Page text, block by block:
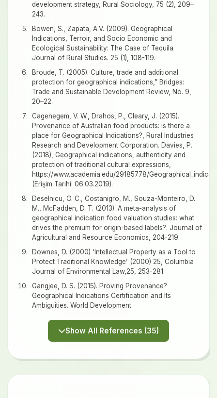
development strategy, Rural Sociology, 75 (2), 209–
243.
Bowen, S., Zapata, A.V. (2009). Geographical
Indications, Terroir, and Socio Economic and
Ecological Sustainability: The Case of Tequila .
Journal of Rural Studies. 25 (1), 108-119.
Broude, T. (2005). Culture, trade and additional
protection for geographical indications,” Bridges:
Trade and Sustainable Development Review, No. 9,
20–22.
Cagenegem, V. W., Drahos, P., Cleary, J. (2015).
Provenance of Australian food products: is there a
place for Geographical Indications?, Rural Industries
Research and Development Corporation. Davies, P.
(2018), Geographical indications, authenticity and
protection of traditional cultural expressions,
https://www.academia.edu/29185778/
(Erişim Tarihi: 06.03.2019).
Deselnicu, O. C., Costanigro, M., Souza-Monteiro, D.
M., McFadden, D. T. (2013). A meta-analysis of
geographical indication food valuation studies: what
drives the premium for origin-based labels?. Journal of
Agricultural and Resource Economics, 204-219.
Downes, D. (2000) ‘Intellectual Property as a Tool to
Protect Traditional Knowledge’ (2000) 25, Columbia
Journal of Environmental Law,25, 253-281.
Gangjee, D. S. (2015). Proving Provenance?
Geographical Indications Certification and Its
Ambiguities. World Development.
Show All References (35)